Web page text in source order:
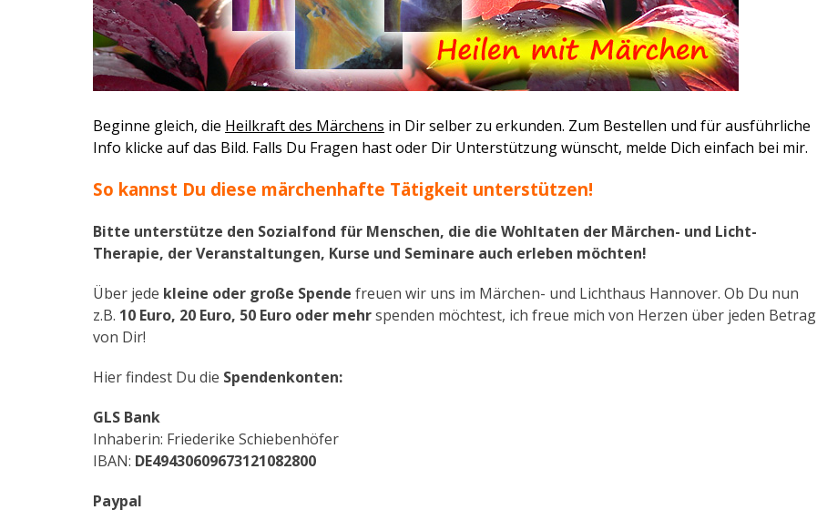
Beginne gleich, die Heilkraft des Märchens in Dir selber zu erkunden. Zum Bestellen und für ausführliche
Info klicke auf das Bild. Falls Du Fragen hast oder Dir Unterstützung wünscht, melde Dich einfach bei mir.
So kannst Du diese märchenhafte Tätigkeit unterstützen!
Bitte unterstütze den Sozialfond für Menschen, die die Wohltaten der Märchen- und Licht-
Therapie, der Veranstaltungen, Kurse und Seminare auch erleben möchten!
Über jede kleine oder große Spende freuen wir uns im Märchen- und Lichthaus Hannover. Ob Du nun
z.B. 10 Euro, 20 Euro, 50 Euro oder mehrspenden möchtest, ich freue mich von Herzen über jeden Betrag
von Dir!
Hier findest Du die Spendenkonten:
GLS Bank
Inhaberin: Friederike Schiebenhöfer
IBAN: DE49430609673121082800
Paypal